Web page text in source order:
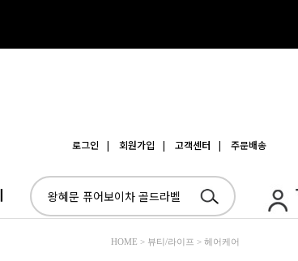
로그인 | 회원가입 | 고객센터 | 주문배송
HOME > 뷰티/라이프 > 헤어케어